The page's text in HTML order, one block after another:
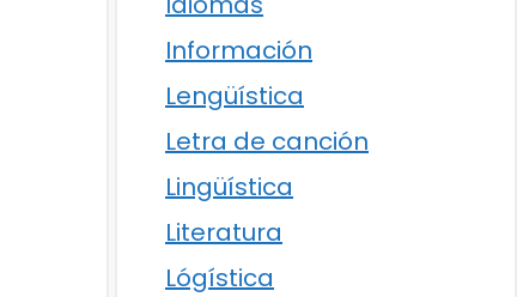
Información
Lengüística
Letra de canción
Lingüística
Literatura
Lógística